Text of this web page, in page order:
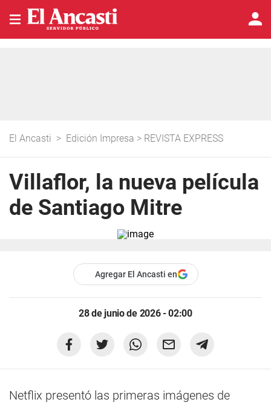
El Ancasti > Edición Impresa > REVISTA EXPRESS
Villaflor, la nueva película
de Santiago Mitre
Agregar El Ancasti en
28 de junio de 2026 - 02:00
Netflix presentó las primeras imágenes de